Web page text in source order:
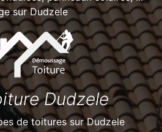
sur Dudzele
Dudzele
de toitures sur Dudzele